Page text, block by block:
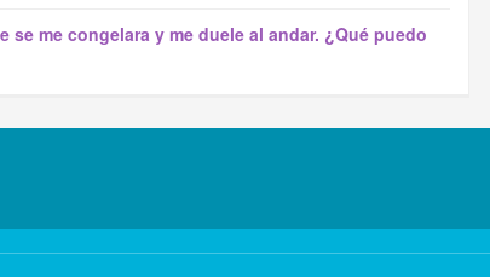
me congelara y me duele al andar. ¿Qué puedo